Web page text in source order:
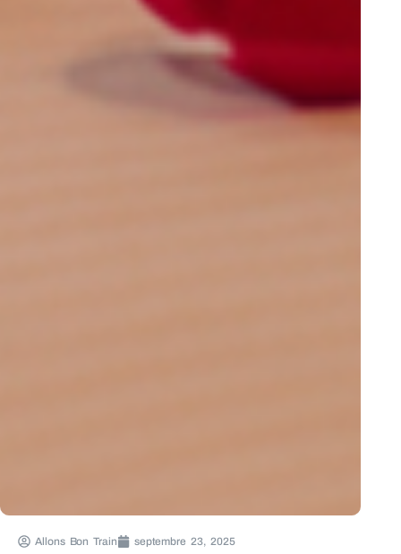
Allons Bon Train septembre 23, 2025